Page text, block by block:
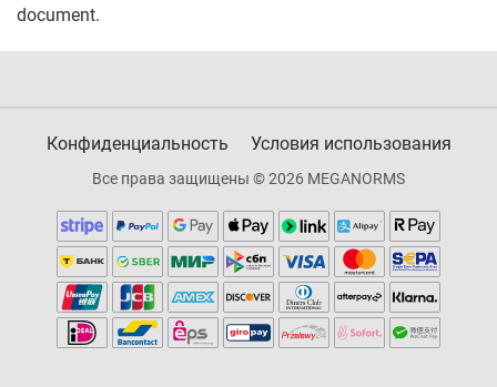
document.
Конфиденциальность Условия использования
Все права защищены © 2026 MEGANORMS